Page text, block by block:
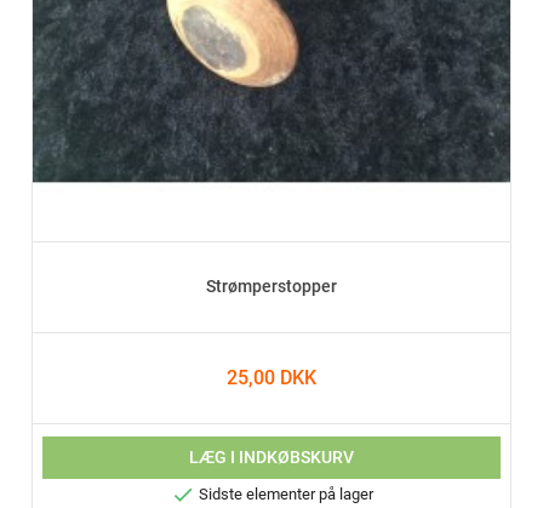
Strømperstopper
25,00 DKK
LÆG I INDKØBSKURV
 Sidste elementer på lager